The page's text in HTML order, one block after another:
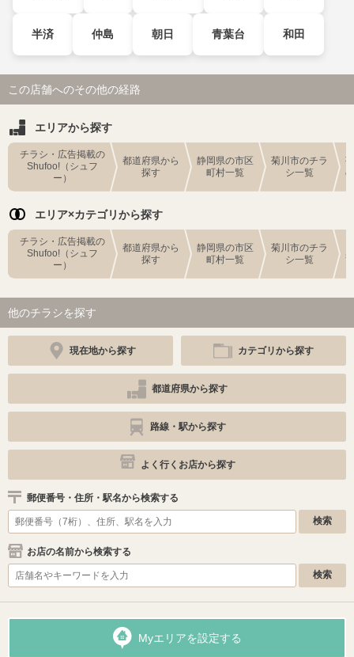
半済 仲島 朝日 青葉台 和田
この店舗へのその他の経路
エリアから探す
チラシ・広告掲載の
Shufoo!（シュフ
ー）
都道府県から
探す
静岡県の市区
町村一覧
菊川市のチラ
シ一覧
エリア×カテゴリから探す
チラシ・広告掲載の
Shufoo!（シュフ
ー）
都道府県から
探す
静岡県の市区
町村一覧
菊川市のチラ
シ一覧
他のチラシを探す
現在地から探す カテゴリから探す
都道府県から探す
路線・駅から探す
よく行くお店から探す
郵便番号・住所・駅名から検索する
お店の名前から検索する
Myエリアを設定する